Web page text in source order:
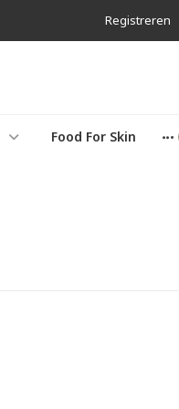
Registreren
Food For Skin